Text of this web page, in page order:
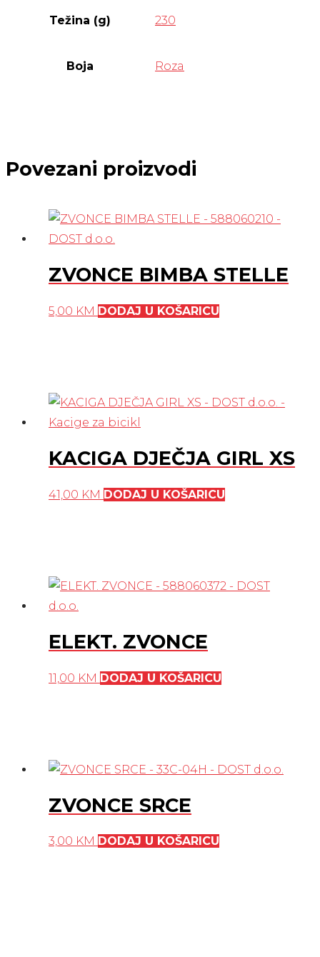
Težina (g) 230
Boja Roza
Povezani proizvodi
ZVONCE BIMBA STELLE
5,00 KM DODAJ U KOŠARICU
KACIGA DJEČJA GIRL XS
41,00 KM DODAJ U KOŠARICU
ELEKT. ZVONCE
11,00 KM DODAJ U KOŠARICU
ZVONCE SRCE
3,00 KM DODAJ U KOŠARICU